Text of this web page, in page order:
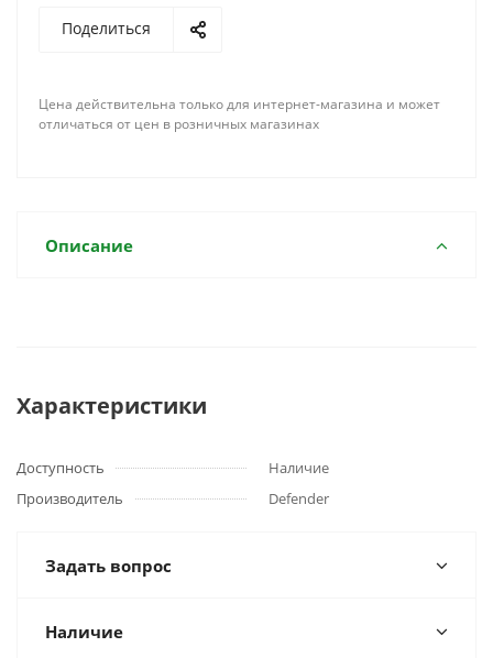
Поделиться
Цена действительна только для интернет-магазина и может
отличаться от цен в розничных магазинах
Описание
Характеристики
Доступность
Наличие
Производитель
Defender
Задать вопрос
Наличие